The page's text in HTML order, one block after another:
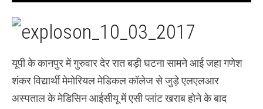
मेड‍िकल
कॉलेज
का
फेल
से
यूपी के कानपुर में गुरुवार देर रात बड़ी घटना सामने आई जहा गणेश
शंकर विद्यार्थी मेमोरियल मेडिकल कॉलेज से जुड़े एलएलआर
अस्‍पताल के मेड‍िस‍िन आईसीयू में एसी प्‍लांट खराब होने के बाद